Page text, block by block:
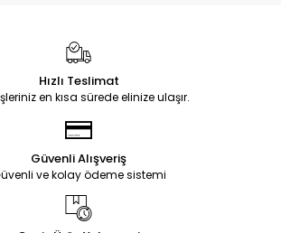
Hızlı Teslimat
en kısa sürede elinize ulaşır.
Güvenli Alışveriş
ve kolay ödeme sistemi